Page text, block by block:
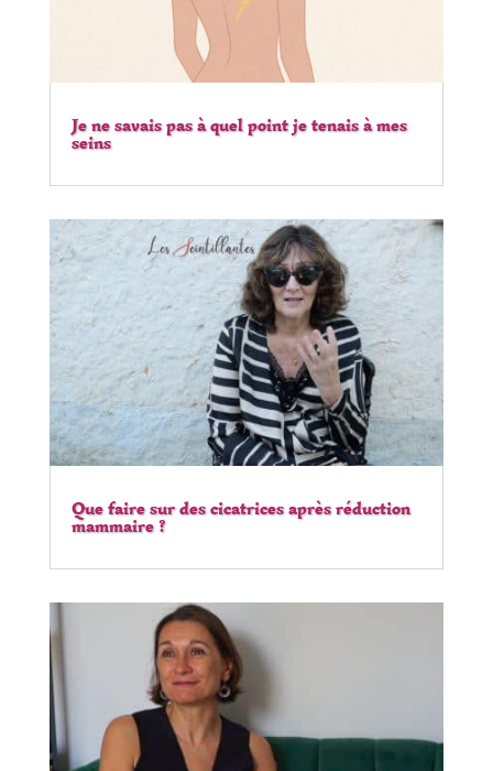
Je ne savais pas à quel point je tenais à mes
seins
Que faire sur des cicatrices après réduction
mammaire ?